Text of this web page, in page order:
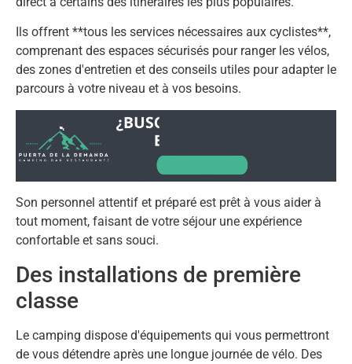
Ils offrent **tous les services nécessaires aux cyclistes**,
comprenant des espaces sécurisés pour ranger les vélos,
des zones d'entretien et des conseils utiles pour adapter le
parcours à votre niveau et à vos besoins.
Son personnel attentif et préparé est prêt à vous aider à
tout moment, faisant de votre séjour une expérience
confortable et sans souci.
Des installations de première
classe
Le camping dispose d'équipements qui vous permettront
de vous détendre après une longue journée de vélo. Des